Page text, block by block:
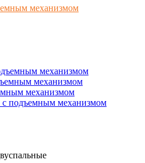
механизмом
механизмом
механизмом
механизмом
с подъемным механизмом